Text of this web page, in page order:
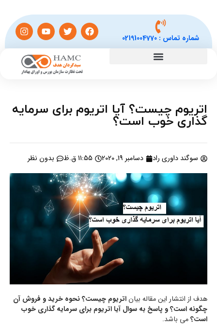
شماره تماس :02191004770
اتریوم چیست؟ آیا اتریوم برای سرمایه
گذاری خوب است؟
سوگند داوری راد دسامبر 19, 2020 11:55 ق.ظ بدون نظر
هدف از انتشار این مقاله بیاناتریوم چیست؟ نحوه خرید و فروش آن
چگونه است؟و پاسخ به سوال آیا اتریوم برای سرمایه گذاری خوب
است؟می باشد.